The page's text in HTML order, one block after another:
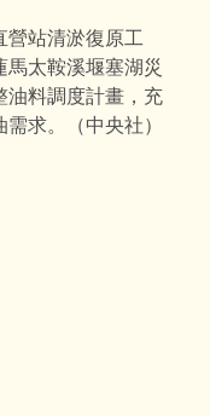
營站清淤復原工
太鞍溪堰塞湖災
油料調度計畫，充
求。（中央社）